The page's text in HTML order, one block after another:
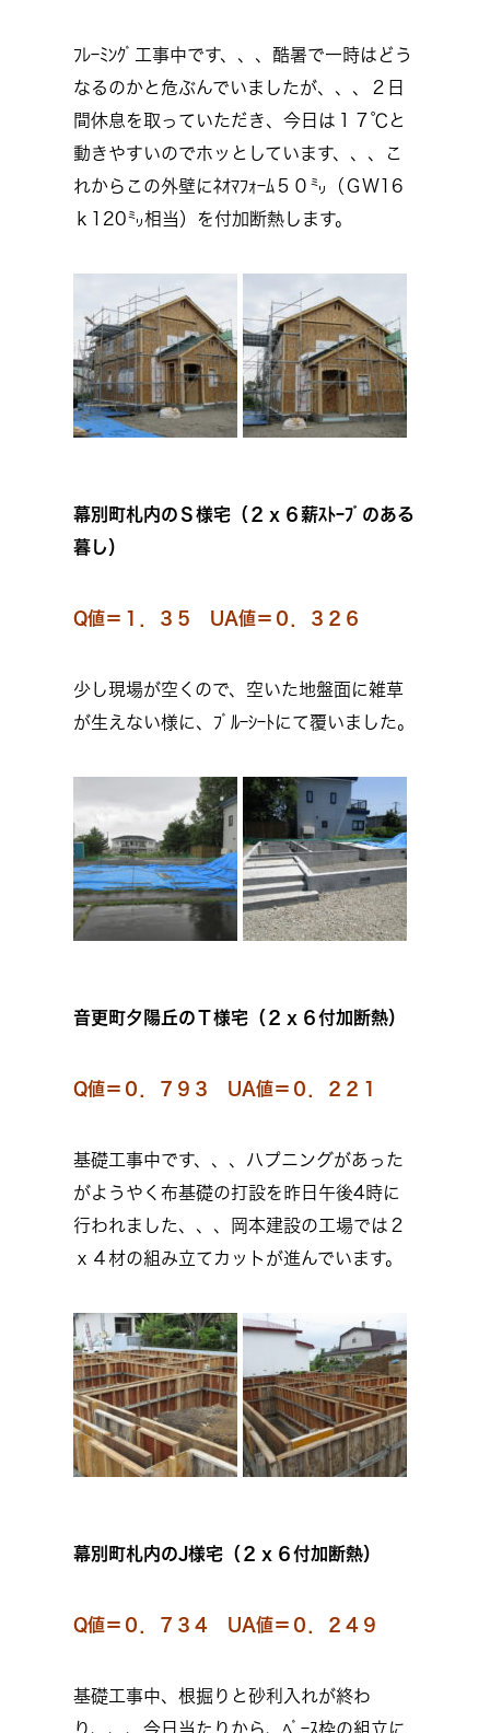
ﾌﾚｰﾐﾝｸﾞ工事中です、、、酷暑で一時はどう
なるのかと危ぶんでいましたが、、、２日
間休息を取っていただき、今日は１７℃と
動きやすいのでホッとしています、、、こ
れからこの外壁にﾈｵﾏﾌｫｰﾑ５０㍉（ＧＷ16
ｋ120㍉相当）を付加断熱します。
幕別町札内のＳ様宅（２ｘ６薪ｽﾄｰﾌﾞのある
暮し）
Q値＝１．３５ UA値＝０．３２６
少し現場が空くので、空いた地盤面に雑草
が生えない様に、ﾌﾞﾙｰｼｰﾄにて覆いました。
音更町夕陽丘のＴ様宅（２ｘ６付加断熱）
Q値＝０．７９３ UA値＝０．２２１
基礎工事中です、、、ハプニングがあった
がようやく布基礎の打設を昨日午後4時に
行われました、、、岡本建設の工場では２
ｘ４材の組み立てカットが進んでいます。
幕別町札内のJ様宅（２ｘ６付加断熱）
Q値＝０．７３４ UA値＝０．２４９
基礎工事中、根掘りと砂利入れが終わ
り、、、今日当たりから、ﾍﾞｰｽ枠の組立に